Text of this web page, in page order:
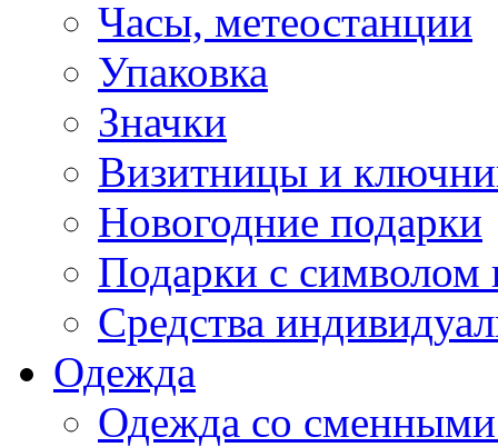
Часы, метеостанции
Упаковка
Значки
Визитницы и
Новогодние подарки
Подарки с символом
Средства
Одежда
Одежда со сменными